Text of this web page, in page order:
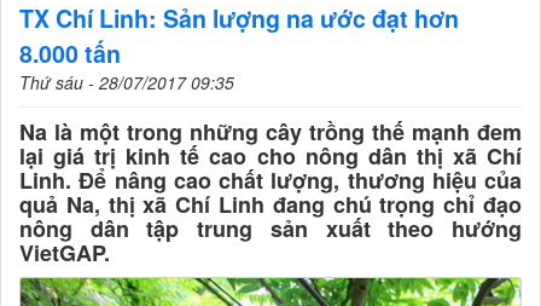
TX Chí Linh: Sản lượng na ước đạt hơn
8.000 tấn
Thứ sáu - 28/07/2017 09:35
Na là một trong những cây trồng thế mạnh đem
lại giá trị kinh tế cao cho nông dân thị xã Chí
Linh. Để nâng cao chất lượng, thương hiệu của
quả Na, thị xã Chí Linh đang chú trọng chỉ đạo
nông dân tập trung sản xuất theo hướng
VietGAP.